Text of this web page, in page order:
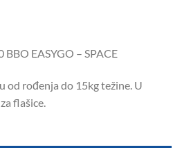
EASYGO – SPACE
od rođenja do 15kg težine. U
flašice.